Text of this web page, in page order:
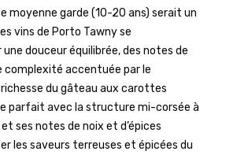
moyenne garde (10-20 ans) serait un
vins de Porto Tawny se
douceur équilibrée, des notes de
complexité accentuée par le
du gâteau aux carottes
parfait avec la structure mi-corsée à
ses notes de noix et d’épices
les saveurs terreuses et épicées du